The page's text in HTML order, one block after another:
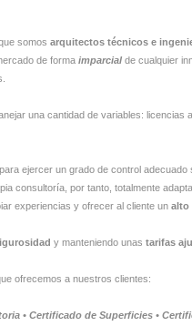
somos arquitectos técnicos e
de forma imparcial de cualquier
una cantidad de variables:
ejercer un grado de control
consultoría, por tanto, totalmente
experiencias y ofrecer al cliente un alto
y manteniendo unas tarifas
ofrecemos a nuestros clientes:
• Certificado de Superficies •